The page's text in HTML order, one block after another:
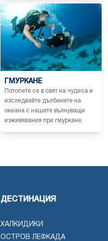
ГМУРКАНЕ
Потопете се в свят на чудеса и
изследвайте дълбините на
океана с нашите вълнуващи
изживявания при гмуркане.
ДЕСТИНАЦИЯ
ХАЛКИДИКИ
ОСТРОВ ЛЕФКАДА